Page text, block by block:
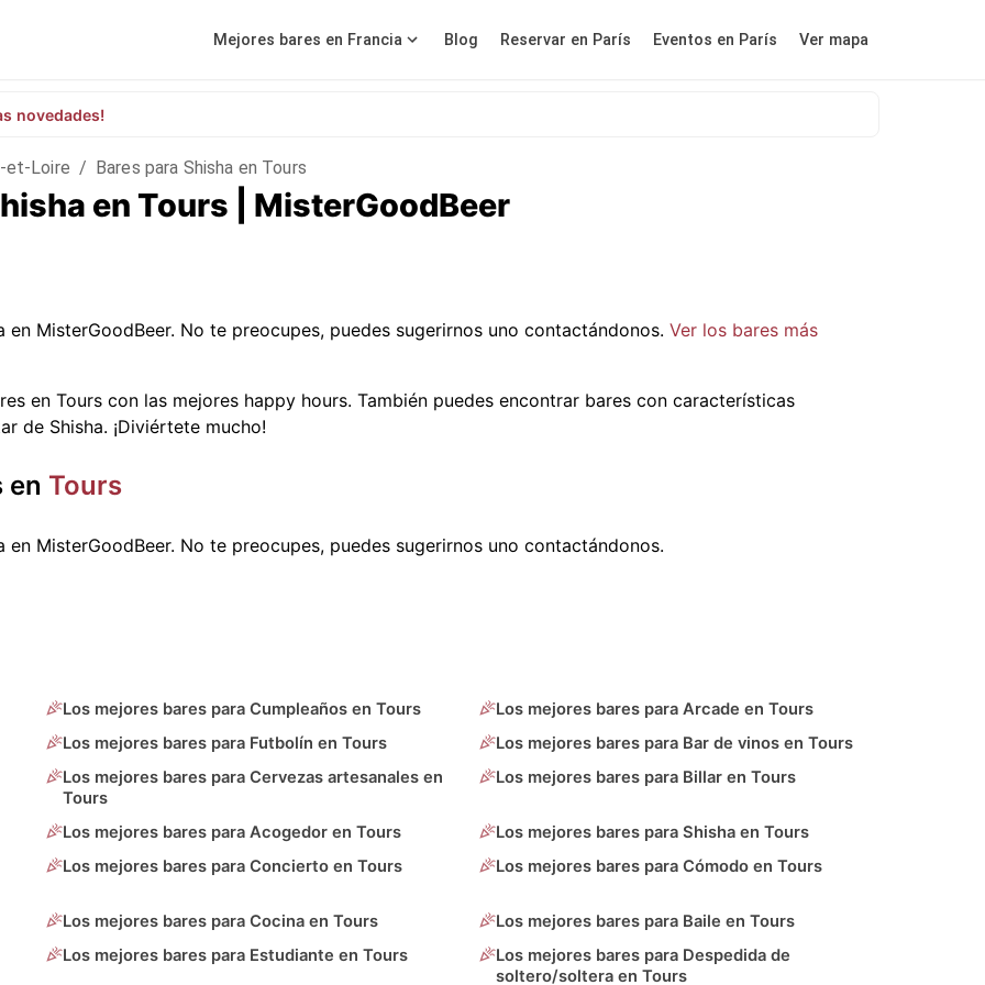
Mejores bares en Francia Blog Reservar en París Eventos en París Ver mapa
novedades!
et-Loire / Bares para Shisha en Tours
en Tours | MisterGoodBeer
MisterGoodBeer. No te preocupes, puedes sugerirnos uno contactándonos. Ver los bares más
en Tours con las mejores happy hours. También puedes encontrar bares con características
de Shisha. ¡Diviértete mucho!
en Tours
MisterGoodBeer. No te preocupes, puedes sugerirnos uno contactándonos.
Los mejores bares para Cumpleaños en Tours
Los mejores bares para Arcade en Tours
Los mejores bares para Futbolín en Tours
Los mejores bares para Bar de vinos en Tours
Los mejores bares para Cervezas artesanales en
Tours
Los mejores bares para Billar en Tours
Los mejores bares para Acogedor en Tours
Los mejores bares para Shisha en Tours
Los mejores bares para Concierto en Tours
Los mejores bares para Cómodo en Tours
Los mejores bares para Cocina en Tours
Los mejores bares para Baile en Tours
Los mejores bares para Estudiante en Tours
Los mejores bares para Despedida de
soltero/soltera en Tours